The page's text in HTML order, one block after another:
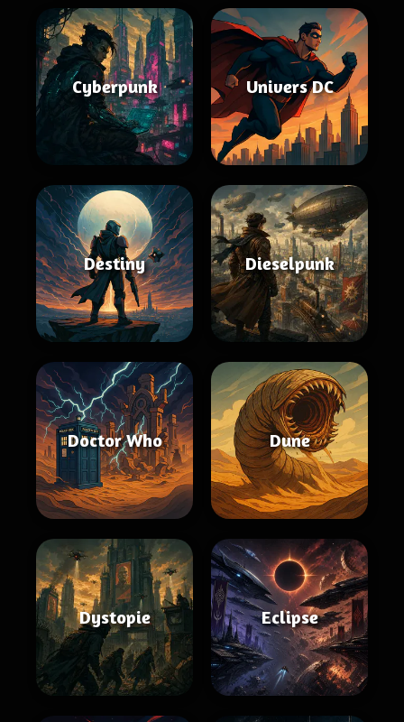
Cyberpunk Univers DC
Destiny Dieselpunk
Doctor Who Dune
Dystopie Eclipse